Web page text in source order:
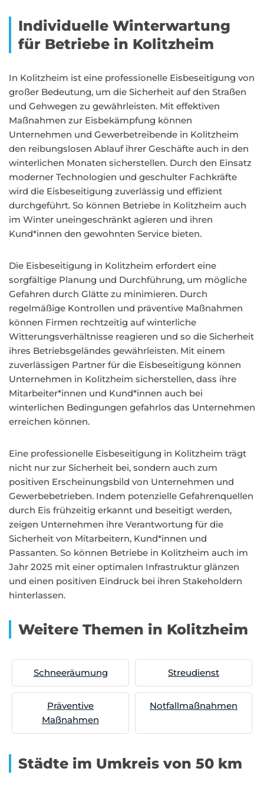
Individuelle Winterwartung
für Betriebe in Kolitzheim
In Kolitzheim ist eine professionelle Eisbeseitigung von
großer Bedeutung, um die Sicherheit auf den Straßen
und Gehwegen zu gewährleisten. Mit effektiven
Maßnahmen zur Eisbekämpfung können
Unternehmen und Gewerbetreibende in Kolitzheim
den reibungslosen Ablauf ihrer Geschäfte auch in den
winterlichen Monaten sicherstellen. Durch den Einsatz
moderner Technologien und geschulter Fachkräfte
wird die Eisbeseitigung zuverlässig und effizient
durchgeführt. So können Betriebe in Kolitzheim auch
im Winter uneingeschränkt agieren und ihren
Kund*innen den gewohnten Service bieten.
Die Eisbeseitigung in Kolitzheim erfordert eine
sorgfältige Planung und Durchführung, um mögliche
Gefahren durch Glätte zu minimieren. Durch
regelmäßige Kontrollen und präventive Maßnahmen
können Firmen rechtzeitig auf winterliche
Witterungsverhältnisse reagieren und so die Sicherheit
ihres Betriebsgeländes gewährleisten. Mit einem
zuverlässigen Partner für die Eisbeseitigung können
Unternehmen in Kolitzheim sicherstellen, dass ihre
Mitarbeiter*innen und Kund*innen auch bei
winterlichen Bedingungen gefahrlos das Unternehmen
erreichen können.
Eine professionelle Eisbeseitigung in Kolitzheim trägt
nicht nur zur Sicherheit bei, sondern auch zum
positiven Erscheinungsbild von Unternehmen und
Gewerbebetrieben. Indem potenzielle Gefahrenquellen
durch Eis frühzeitig erkannt und beseitigt werden,
zeigen Unternehmen ihre Verantwortung für die
Sicherheit von Mitarbeitern, Kund*innen und
Passanten. So können Betriebe in Kolitzheim auch im
Jahr 2025 mit einer optimalen Infrastruktur glänzen
und einen positiven Eindruck bei ihren Stakeholdern
hinterlassen.
Weitere Themen in Kolitzheim
Schneeräumung Streudienst
Präventive
Maßnahmen
Notfallmaßnahmen
Städte im Umkreis von 50 km